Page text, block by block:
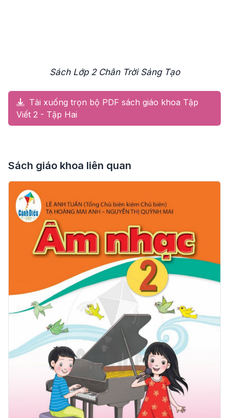
Sách Lớp 2 Chân Trời Sáng Tạo
Tải xuống trọn bộ PDF sách giáo khoa Tập
Viết 2 - Tập Hai
Sách giáo khoa liên quan